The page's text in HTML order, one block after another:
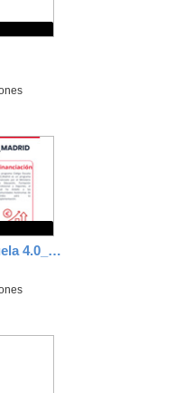
Programa Código Escuela 4.0_Madrid